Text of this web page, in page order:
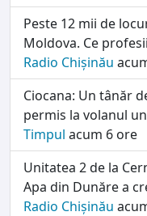
Peste 12 mii de
Moldova. Ce
Radio Chișinău
Ciocana: Un tânăr
permis la volanul
Timpul acum 6 ore
Unitatea 2 de la
Apa din Dunăre a
Radio Chișinău